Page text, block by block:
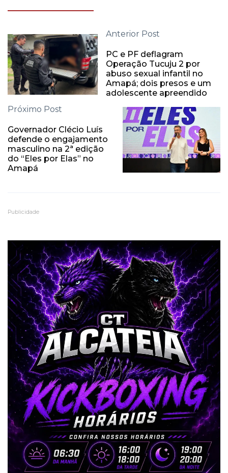
Anterior Post
PC e PF deflagram
Operação Tucuju 2 por
abuso sexual infantil no
Amapá; dois presos e um
adolescente apreendido
Próximo Post
Governador Clécio Luís
defende o engajamento
masculino na 2ª edição
do “Eles por Elas” no
Amapá
Publicidade